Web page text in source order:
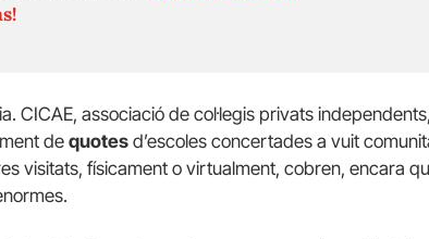
CICAE, associació de col·legis privats
dequotes d’escoles concertades a vuit
visitats, físicament o virtualment, cobren, encara